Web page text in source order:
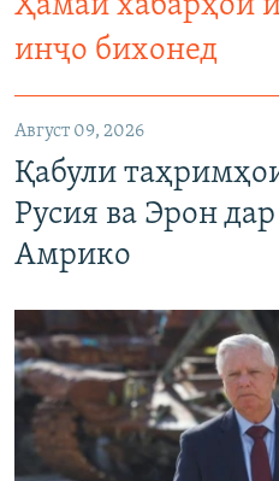
Ҳамаи хабарҳои
инҷо бихонед
Август 09, 2026
Қабули
Русия ва Эрон
Амрико